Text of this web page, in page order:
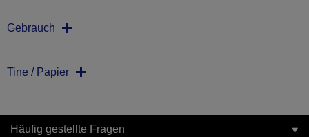
Gebrauch
Tine / Papier
Häufig gestellte Fragen